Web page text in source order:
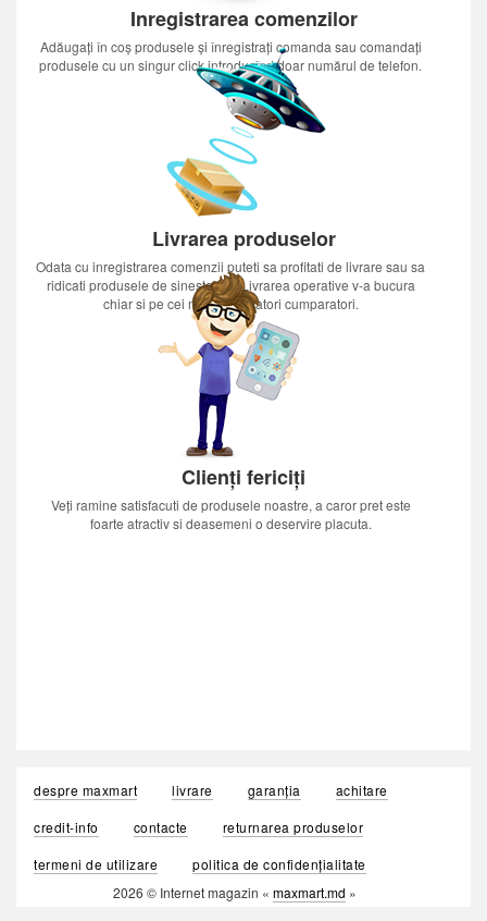
Inregistrarea comenzilor
Adăugați în coș produsele și înregistrați comanda sau comandați
produsele cu un singur click introducînd doar numărul de telefon.
Livrarea produselor
Odata cu inregistrarea comenzii puteti sa profitati de livrare sau sa
ridicati produsele de sinestatator.Livrarea operative v-a bucura
chiar si pe cei mai nerabdatori cumparatori.
Clienți fericiți
Veți ramine satisfacuti de produsele noastre, a caror pret este
foarte atractiv si deasemeni o deservire placuta.
despre maxmart livrare garanția
achitare
credit-info
contacte
returnarea produselor
termeni de utilizare
politica de confidențialitate
2026 © Internet magazin « maxmart.md »